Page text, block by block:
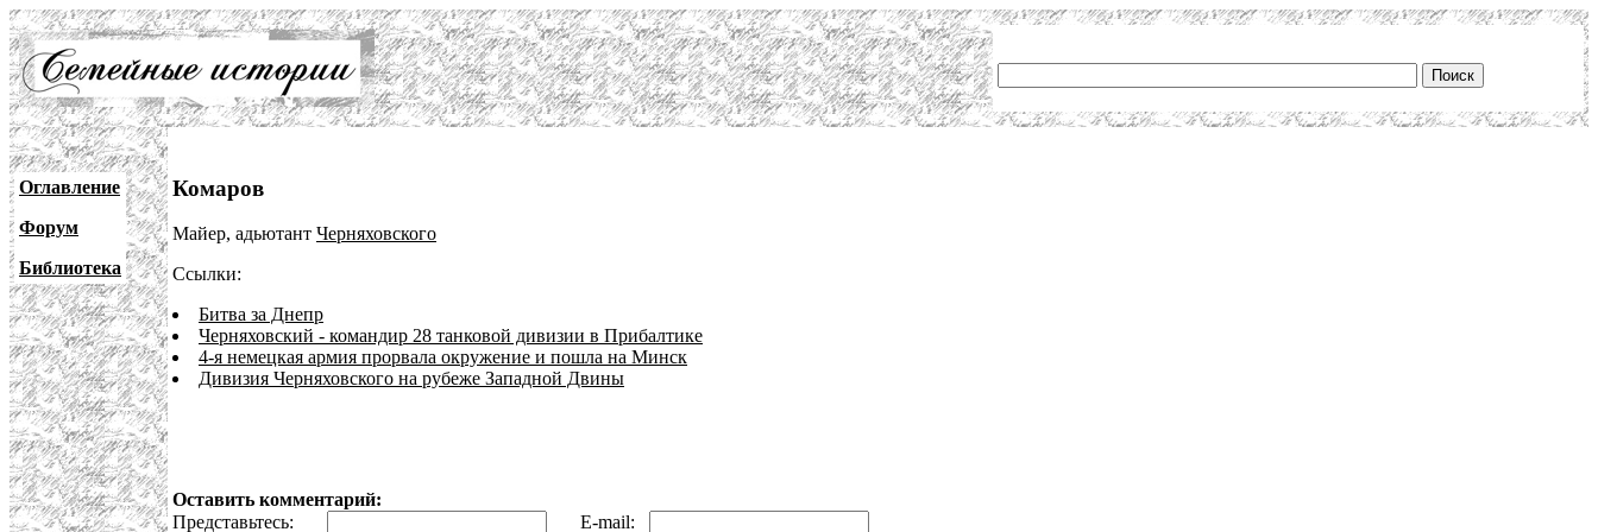
Оглавление
Форум
Библиотека
Комаров
Майер, адьютант Черняховского
Ссылки:
Битва за Днепр
Черняховский - командир 28 танковой дивизии в Прибалтике
4-я немецкая армия прорвала окружение и пошла на Минск
Дивизия Черняховского на рубеже Западной Двины
Оставить комментарий:
Представьтесь:
E-mail: